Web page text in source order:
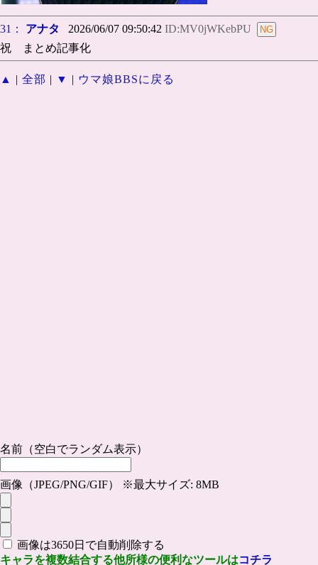
31： アナタ 2026/06/07 09:50:42 ID:MV0jWKebPU
祝 まとめ記事化
▲ | 全部 | ▼ | ウマ娘BBSに戻る
名前（空白でランダム表示）
画像（JPEG/PNG/GIF） ※最大サイズ: 8MB
画像は3650日で自動削除する
キャラを複数結合する他所様の便利なツールはコチラ